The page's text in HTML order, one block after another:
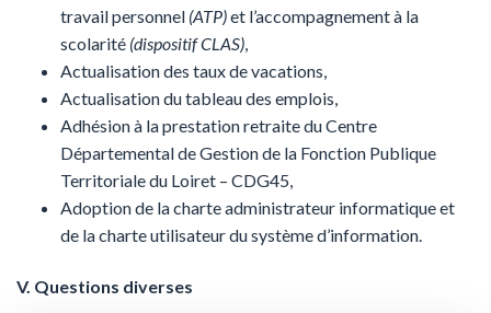
travail personnel (ATP)et l’accompagnement à la
scolarité (dispositif CLAS),
Actualisation des taux de vacations,
Actualisation du tableau des emplois,
Adhésion à la prestation retraite du Centre
Départemental de Gestion de la Fonction Publique
Territoriale du Loiret – CDG45,
Adoption de la charte administrateur informatique et
de la charte utilisateur du système d’information.
V. Questions diverses